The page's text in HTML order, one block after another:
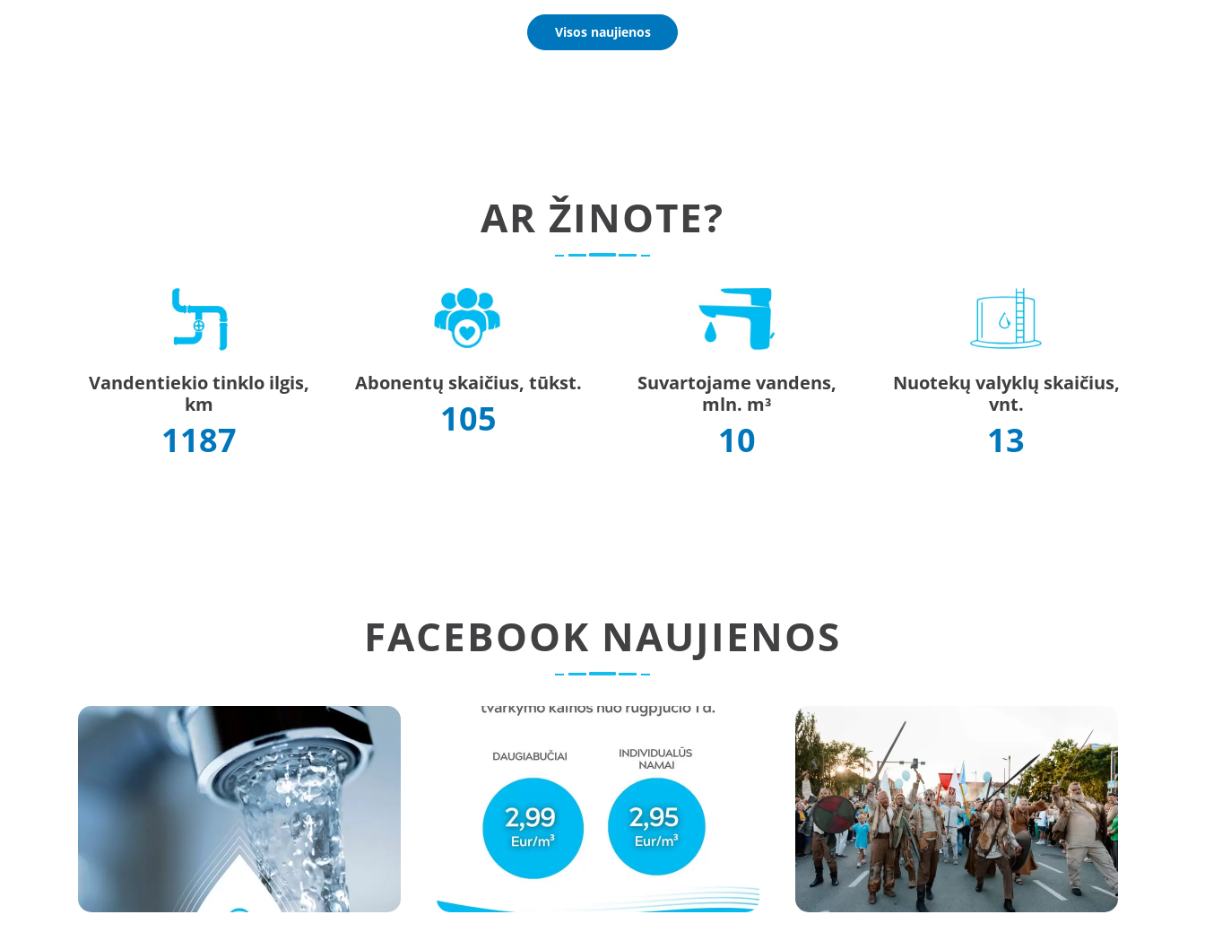
Visos naujienos
AR ŽINOTE?
Vandentiekio tinklo ilgis,
km
1187
Abonentų skaičius, tūkst.
105
Suvartojame vandens,
mln. m³
10
Nuotekų valyklų skaičius,
vnt.
13
FACEBOOK NAUJIENOS